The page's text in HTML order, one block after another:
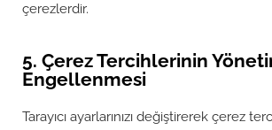
çerezlerdir.
5. Çerez Tercihlerinin
Engellenmesi
Tarayıcı ayarlarınızı değiştirerek çerez